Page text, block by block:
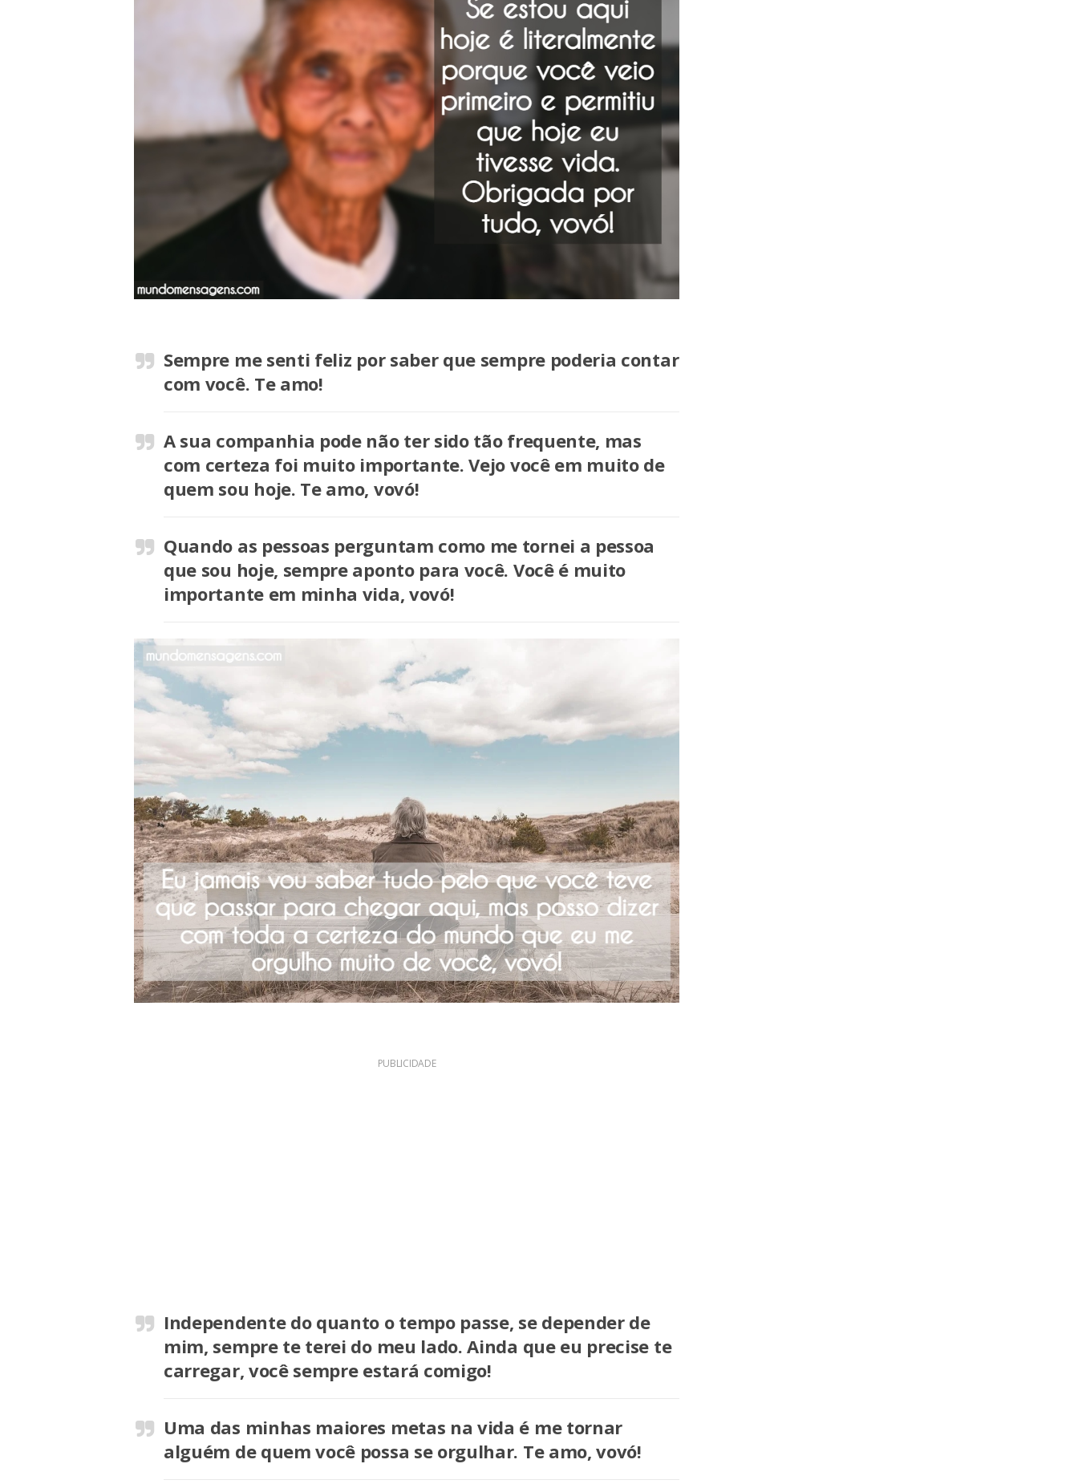
Sempre me senti feliz por saber que sempre poderia contar
com você. Te amo!
A sua companhia pode não ter sido tão frequente, mas
com certeza foi muito importante. Vejo você em muito de
quem sou hoje. Te amo, vovó!
Quando as pessoas perguntam como me tornei a pessoa
que sou hoje, sempre aponto para você. Você é muito
importante em minha vida, vovó!
PUBLICIDADE
Independente do quanto o tempo passe, se depender de
mim, sempre te terei do meu lado. Ainda que eu precise te
carregar, você sempre estará comigo!
Uma das minhas maiores metas na vida é me tornar
alguém de quem você possa se orgulhar. Te amo, vovó!